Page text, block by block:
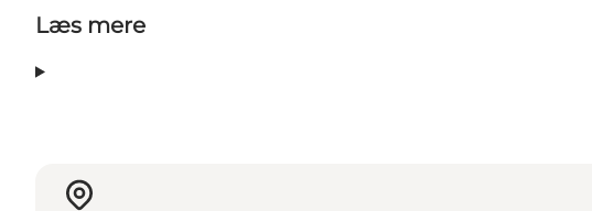
Læs mere